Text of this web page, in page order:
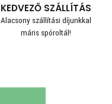
KEDVEZŐ SZÁLLÍTÁS
Alacsony szállítási díjunkkal
máris spóroltál!